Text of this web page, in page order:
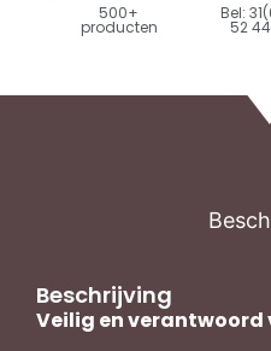
500+
producten
Bel:
52
Beschrijving
Veilig en